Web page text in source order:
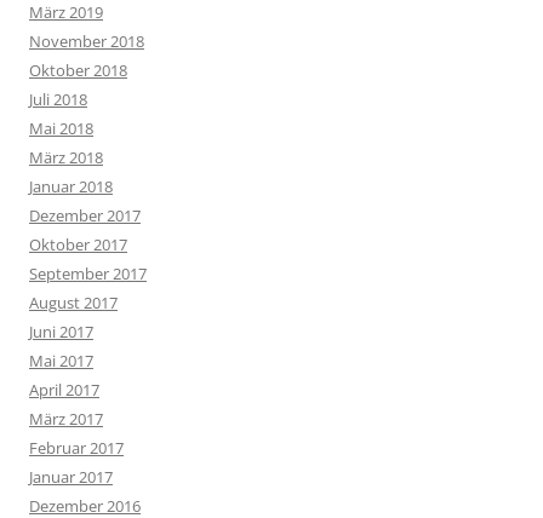
März 2019
November 2018
Oktober 2018
Juli 2018
Mai 2018
März 2018
Januar 2018
Dezember 2017
Oktober 2017
September 2017
August 2017
Juni 2017
Mai 2017
April 2017
März 2017
Februar 2017
Januar 2017
Dezember 2016